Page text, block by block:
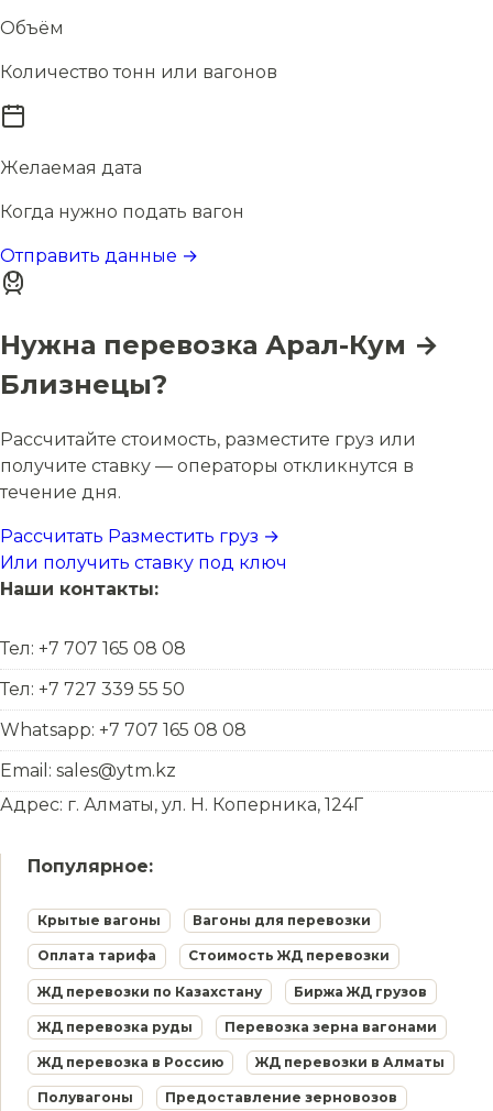
Объём
Количество тонн или вагонов
Желаемая дата
Когда нужно подать вагон
Отправить данные →
Нужна перевозка Арал-Кум →
Близнецы?
Рассчитайте стоимость, разместите груз или
получите ставку — операторы откликнутся в
течение дня.
Рассчитать Разместить груз →
Или получить ставку под ключ
Наши контакты:
Тел: +7 707 165 08 08
Тел: +7 727 339 55 50
Whatsapp: +7 707 165 08 08
Email: sales@ytm.kz
Адрес: г. Алматы, ул. Н. Коперника, 124Г
Популярное:
Крытые вагоны Вагоны для перевозки
Оплата тарифа Стоимость ЖД перевозки
ЖД перевозки по Казахстану Биржа ЖД грузов
ЖД перевозка руды Перевозка зерна вагонами
ЖД перевозка в Россию ЖД перевозки в Алматы
Полувагоны Предоставление зерновозов